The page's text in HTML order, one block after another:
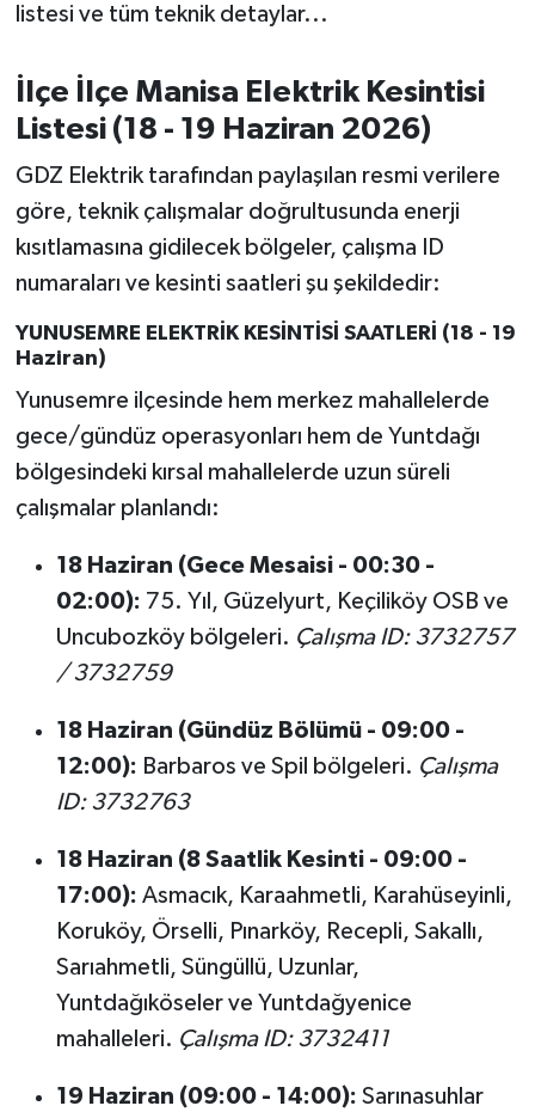
listesi ve tüm teknik detaylar...
İlçe İlçe Manisa Elektrik Kesintisi
Listesi (18 - 19 Haziran 2026)
GDZ Elektrik tarafından paylaşılan resmi verilere
göre, teknik çalışmalar doğrultusunda enerji
kısıtlamasına gidilecek bölgeler, çalışma ID
numaraları ve kesinti saatleri şu şekildedir:
YUNUSEMRE ELEKTRİK KESİNTİSİ SAATLERİ (18 - 19
Haziran)
Yunusemre ilçesinde hem merkez mahallelerde
gece/gündüz operasyonları hem de Yuntdağı
bölgesindeki kırsal mahallelerde uzun süreli
çalışmalar planlandı:
18 Haziran (Gece Mesaisi - 00:30 -
02:00): 75. Yıl, Güzelyurt, Keçiliköy OSB ve
Uncubozköy bölgeleri. Çalışma ID: 3732757
/ 3732759
18 Haziran (Gündüz Bölümü - 09:00 -
12:00): Barbaros ve Spil bölgeleri. Çalışma
ID: 3732763
18 Haziran (8 Saatlik Kesinti - 09:00 -
17:00): Asmacık, Karaahmetli, Karahüseyinli,
Koruköy, Örselli, Pınarköy, Recepli, Sakallı,
Sarıahmetli, Süngüllü, Uzunlar,
Yuntdağıköseler ve Yuntdağyenice
mahalleleri. Çalışma ID: 3732411
19 Haziran (09:00 - 14:00): Sarınasuhlar
SPOR
SÜRMANŞET
TARİHTE BUGÜN
TEKNOLOJİ
Trend
TÜRKİYE
YAŞAM